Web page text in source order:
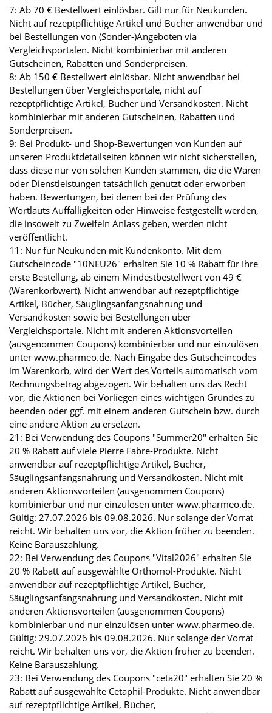
7: Ab 70 € Bestellwert einlösbar. Gilt nur für Neukunden.
Nicht auf rezeptpflichtige Artikel und Bücher anwendbar und
bei Bestellungen von (Sonder-)Angeboten via
Vergleichsportalen. Nicht kombinierbar mit anderen
Gutscheinen, Rabatten und Sonderpreisen.
8: Ab 150 € Bestellwert einlösbar. Nicht anwendbar bei
Bestellungen über Vergleichsportale, nicht auf
rezeptpflichtige Artikel, Bücher und Versandkosten. Nicht
kombinierbar mit anderen Gutscheinen, Rabatten und
Sonderpreisen.
9: Bei Produkt- und Shop-Bewertungen von Kunden auf
unseren Produktdetailseiten können wir nicht sicherstellen,
dass diese nur von solchen Kunden stammen, die die Waren
oder Dienstleistungen tatsächlich genutzt oder erworben
haben. Bewertungen, bei denen bei der Prüfung des
Wortlauts Auffälligkeiten oder Hinweise festgestellt werden,
die insoweit zu Zweifeln Anlass geben, werden nicht
veröffentlicht.
11: Nur für Neukunden mit Kundenkonto. Mit dem
Gutscheincode "10NEU26" erhalten Sie 10 % Rabatt für Ihre
erste Bestellung, ab einem Mindestbestellwert von 49 €
(Warenkorbwert). Nicht anwendbar auf rezeptpflichtige
Artikel, Bücher, Säuglingsanfangsnahrung und
Versandkosten sowie bei Bestellungen über
Vergleichsportale. Nicht mit anderen Aktionsvorteilen
(ausgenommen Coupons) kombinierbar und nur einzulösen
unter www.pharmeo.de. Nach Eingabe des Gutscheincodes
im Warenkorb, wird der Wert des Vorteils automatisch vom
Rechnungsbetrag abgezogen. Wir behalten uns das Recht
vor, die Aktionen bei Vorliegen eines wichtigen Grundes zu
beenden oder ggf. mit einem anderen Gutschein bzw. durch
eine andere Aktion zu ersetzen.
21: Bei Verwendung des Coupons "Summer20" erhalten Sie
20 % Rabatt auf viele Pierre Fabre-Produkte. Nicht
anwendbar auf rezeptpflichtige Artikel, Bücher,
Säuglingsanfangsnahrung und Versandkosten. Nicht mit
anderen Aktionsvorteilen (ausgenommen Coupons)
kombinierbar und nur einzulösen unter www.pharmeo.de.
Gültig: 27.07.2026 bis 09.08.2026. Nur solange der Vorrat
reicht. Wir behalten uns vor, die Aktion früher zu beenden.
Keine Barauszahlung.
22: Bei Verwendung des Coupons "Vital2026" erhalten Sie
20 % Rabatt auf ausgewählte Orthomol-Produkte. Nicht
anwendbar auf rezeptpflichtige Artikel, Bücher,
Säuglingsanfangsnahrung und Versandkosten. Nicht mit
anderen Aktionsvorteilen (ausgenommen Coupons)
kombinierbar und nur einzulösen unter www.pharmeo.de.
Gültig: 29.07.2026 bis 09.08.2026. Nur solange der Vorrat
reicht. Wir behalten uns vor, die Aktion früher zu beenden.
Keine Barauszahlung.
23: Bei Verwendung des Coupons "ceta20" erhalten Sie 20 %
Rabatt auf ausgewählte Cetaphil-Produkte. Nicht anwendbar
auf rezeptpflichtige Artikel, Bücher,